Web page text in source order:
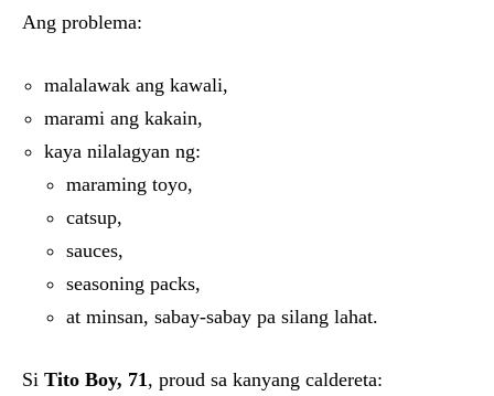
Ang problema:
malalawak ang kawali,
marami ang kakain,
kaya nilalagyan ng:
maraming toyo,
catsup,
sauces,
seasoning packs,
at minsan, sabay-sabay pa silang lahat.
Si Tito Boy, 71, proud sa kanyang caldereta: